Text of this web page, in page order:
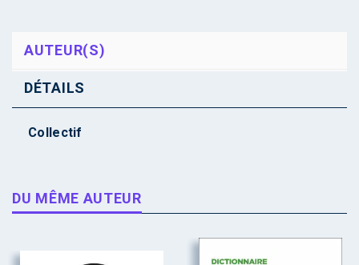
AUTEUR(S)
DÉTAILS
Collectif
DU MÊME AUTEUR